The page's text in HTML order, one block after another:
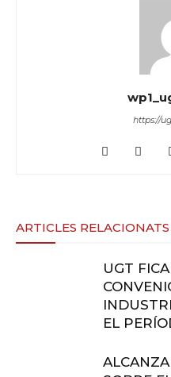
https://
ARTICLES
UGT
EL